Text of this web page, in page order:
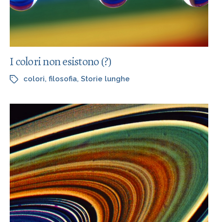
I colori non esistono (?)
colori, filosofia, Storie lunghe